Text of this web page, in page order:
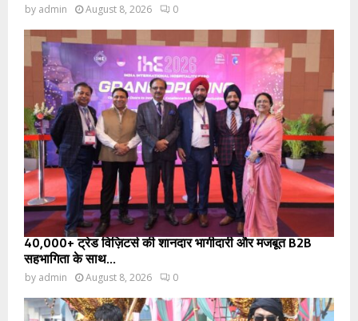
by admin August 8, 2026 0
40,000+ ट्रेड विज़िटर्स की शानदार भागीदारी और मजबूत B2B
सहभागिता के साथ...
by admin August 8, 2026 0